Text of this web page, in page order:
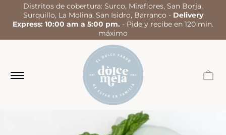
Distritos de cobertura: Surco, Miraflores, San Borja,
Surquillo, La Molina, San Isidro, Barranco - Delivery
Express: 10:00 am a 5:00 pm. - Pide y recibe en 120 min.
máximo